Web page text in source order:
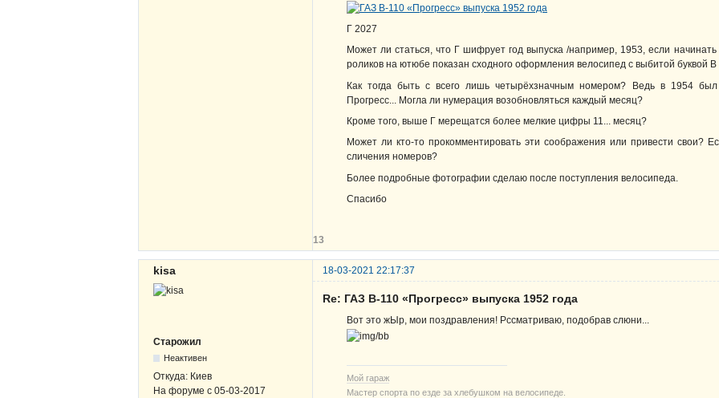
Г 2027
Может ли статься, что Г шифрует год выпуска /например, 1953, если
роликов на ютюбе показан сходного оформления велосипед с выбитой буквой
Как тогда быть с всего лишь четырёхзначным номером? Ведь в 1954
Прогресс... Могла ли нумерация возобновляться каждый месяц?
Кроме того, выше Г мерещатся более мелкие цифры 11... месяц?
Может ли кто-то прокомментировать эти соображения или привести свои?
сличения номеров?
Более подробные фотографии сделаю после поступления велосипеда.
Спасибо
13
kisa 18-03-2021 22:17:37
Старожил
Неактивен
Откуда: Киев
На форуме с 05-03-2017
Re: ГАЗ В-110 «Прогресс» выпуска 1952 года
Вот это жЫр, мои поздравления! Рссматриваю, подобрав слюни...
Мой гараж
Мастер спорта по езде за хлебушком на велосипеде.